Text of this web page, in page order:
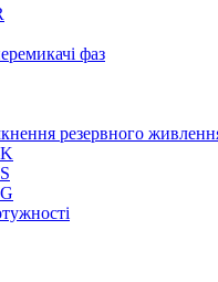
фаз
резервного